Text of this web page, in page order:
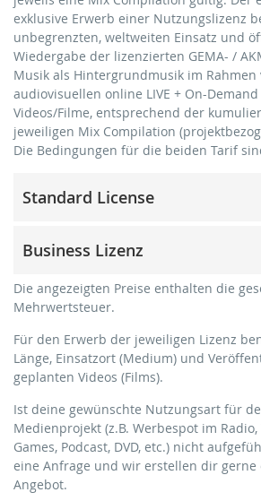
exklusive Erwerb einer Nutzungslizenz
unbegrenzten, weltweiten Einsatz und
Wiedergabe der lizenzierten GEMA- /
Musik als Hintergrundmusik im Rahmen
audiovisuellen online LIVE + On-
Videos/Filme, entsprechend der
jeweiligen Mix Compilation
Die Bedingungen für die beiden Tarif
Standard License
Personen
Eigenmarketing
innerhalb eines kostenpflichtigen
eines Abonnement-Dienstes)
Streaming/Ausstrahlung über soziale
Twitch, etc. + eigene Website
keine Sublizenzierung des Videos (Film)
keine mechanische Vervielfältigung
Download der Titel zur Verwendung
Business Lizenz
für Freiberufler und physische
(Fitnessstudios, Sport Vereine, etc.)
Eigenmarketing
direktes Geldverdienen mit dem Projekt
eines kostenpflichtigen
Abonnement-Dienstes)
Streaming/Ausstrahlung über soziale
einschließlich: Facebook, YouTube,
Twitch, etc. + gewerbliche Website
Sublizenzierung des Videos (Film)
Die angezeigten Preise enthalten die
Mehrwertsteuer.
Für den Erwerb der jeweiligen Lizenz
Länge, Einsatzort (Medium) und
geplanten Videos (Films).
Ist deine gewünschte Nutzungsart für
Medienprojekt (z.B. Werbespot im Radio,
Games, Podcast, DVD, etc.) nicht
eine Anfrage und wir erstellen dir
Angebot.